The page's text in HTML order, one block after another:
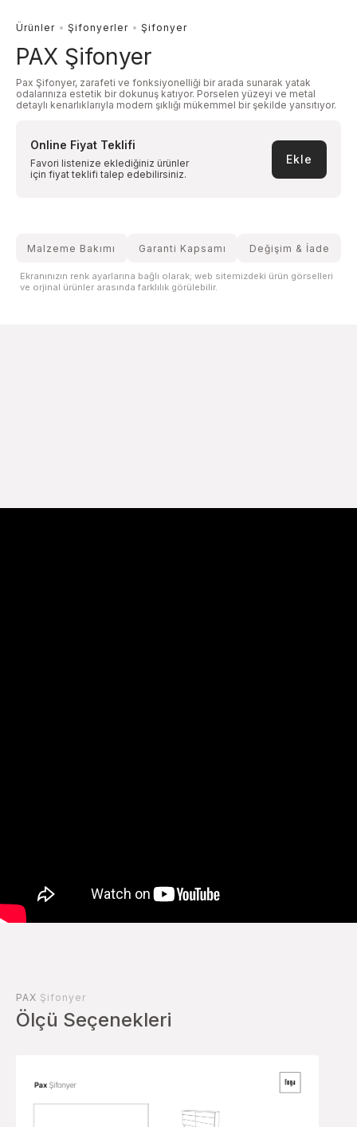
Ürünler Şifonyerler Şifonyer
PAX Şifonyer
Pax Şifonyer, zarafeti ve fonksiyonelliği bir arada sunarak yatak
odalarınıza estetik bir dokunuş katıyor. Porselen yüzeyi ve metal
detaylı kenarlıklarıyla modern şıklığı mükemmel bir şekilde yansıtıyor.
Online Fiyat Teklifi
Favori listenize eklediğiniz ürünler
için fiyat teklifi talep edebilirsiniz.
Ekle
Malzeme Bakımı Garanti Kapsamı Değişim & İade
Ekranınızın renk ayarlarına bağlı olarak; web sitemizdeki ürün görselleri
ve orjinal ürünler arasında farklılık görülebilir.
PAX Şifonyer
Ölçü Seçenekleri